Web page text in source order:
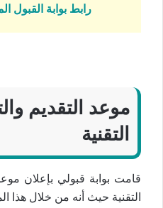
رابط بوابة القبول
موعد التقديم
التقنية
قامت بوابة قبولي بإعلان
التقنية حيث أنه من خلال هذا